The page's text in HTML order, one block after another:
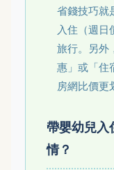
省錢技巧就
入住（週日
旅行。另外
惠」或「住
房網比價更
帶嬰幼兒入
情？